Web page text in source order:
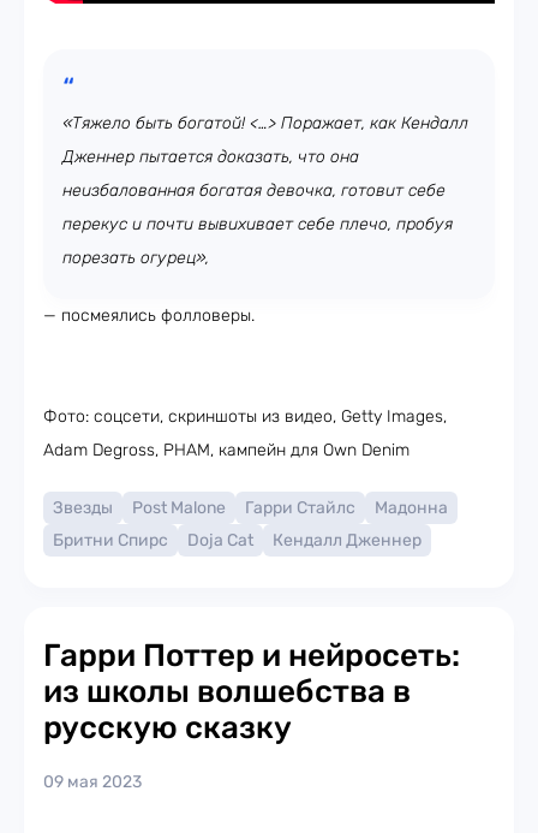
«Тяжело быть богатой! <…> Поражает, как Кендалл
Дженнер пытается доказать, что она
неизбалованная богатая девочка, готовит себе
перекус и почти вывихивает себе плечо, пробуя
порезать огурец»,
— посмеялись фолловеры.
Фото: соцсети, скриншоты из видео, Getty Images,
Adam Degross, PHAM, кампейн для Own Denim
Звезды Post Malone Гарри Стайлс
Мадонна
Бритни Спирс
Doja Cat Кендалл Дженнер
Гарри Поттер и нейросеть:
из школы волшебства в
русскую сказку
09 мая 2023